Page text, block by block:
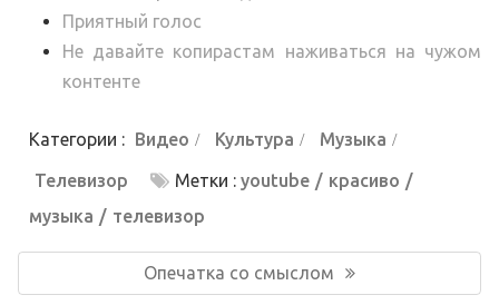
Приятный голос
Не давайте копирастам наживаться на чужом
контенте
Категории : Видео Культура Музыка
Телевизор Метки : youtube
красиво
музыка
телевизор
записям
Предыдущая
Опечатка со смыслом